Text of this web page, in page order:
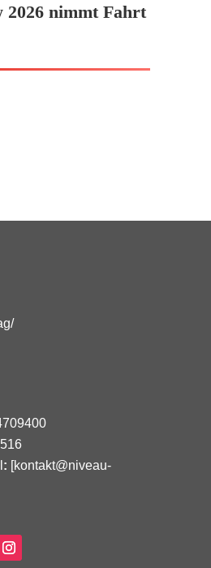
2026 nimmt Fahrt
: [kontakt@niveau-